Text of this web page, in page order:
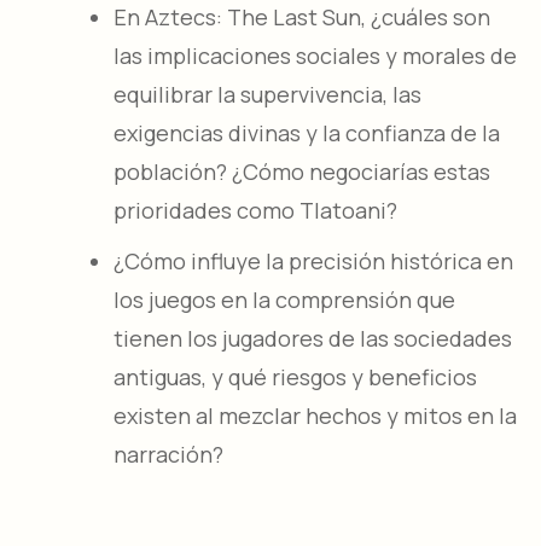
En Aztecs: The Last Sun, ¿cuáles son
las implicaciones sociales y morales de
equilibrar la supervivencia, las
exigencias divinas y la confianza de la
población? ¿Cómo negociarías estas
prioridades como Tlatoani?
¿Cómo influye la precisión histórica en
los juegos en la comprensión que
tienen los jugadores de las sociedades
antiguas, y qué riesgos y beneficios
existen al mezclar hechos y mitos en la
narración?